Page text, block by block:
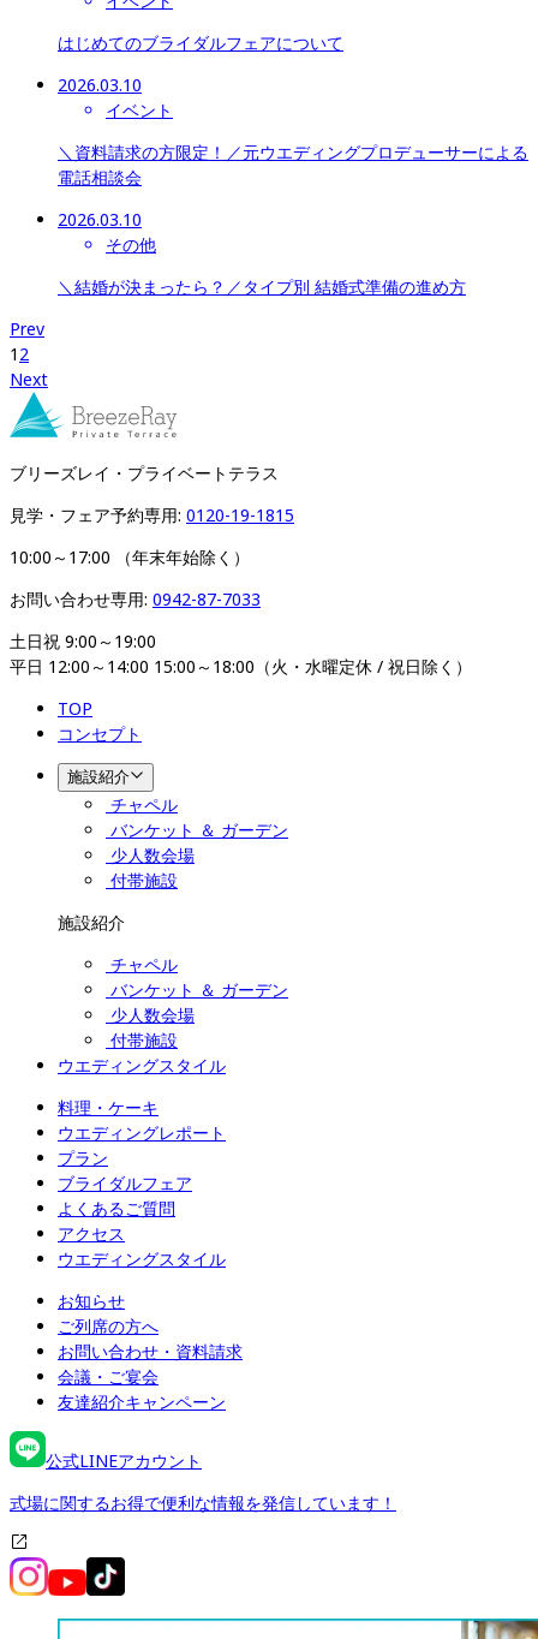
はじめてのブライダルフェアについて
2026.03.10
イベント
＼資料請求の方限定！／元ウエディングプロデューサーによる
電話相談会
2026.03.10
その他
＼結婚が決まったら？／タイプ別 結婚式準備の進め方
Prev
1 2
Next
ブリーズレイ・プライベートテラス
見学・フェア予約専用: 0120-19-1815
10:00～17:00 （年末年始除く）
お問い合わせ専用: 0942-87-7033
土日祝 9:00～19:00
平日 12:00～14:00 15:00～18:00（火・水曜定休 / 祝日除く）
TOP
コンセプト
施設紹介
チャペル
バンケット ＆ ガーデン
少人数会場
付帯施設
施設紹介
チャペル
バンケット ＆ ガーデン
少人数会場
付帯施設
ウエディングスタイル
料理・ケーキ
ウエディングレポート
プラン
ブライダルフェア
よくあるご質問
アクセス
ウエディングスタイル
お知らせ
ご列席の方へ
お問い合わせ・資料請求
会議・ご宴会
友達紹介キャンペーン
公式LINEアカウント
式場に関するお得で便利な情報を発信しています！